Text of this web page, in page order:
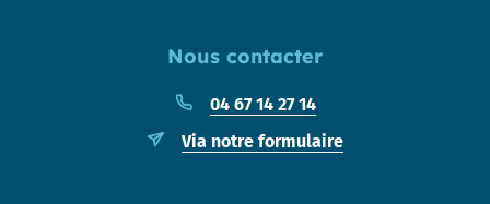
Nous contacter
04 67 14 27 14
Via notre formulaire